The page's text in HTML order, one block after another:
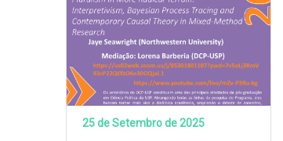
25 de Setembro de 2025